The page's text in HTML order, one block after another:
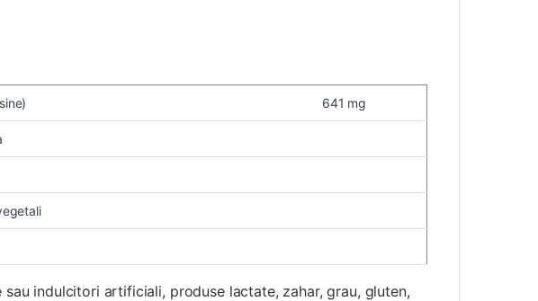
641 mg
indulcitori artificiali, produse lactate, zahar, grau, gluten,